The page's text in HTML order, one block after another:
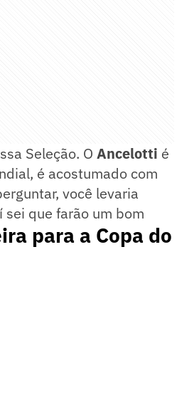
Seleção. O Ancelotti é
é acostumado com
você levaria
sei que farão um bom
para a Copa do